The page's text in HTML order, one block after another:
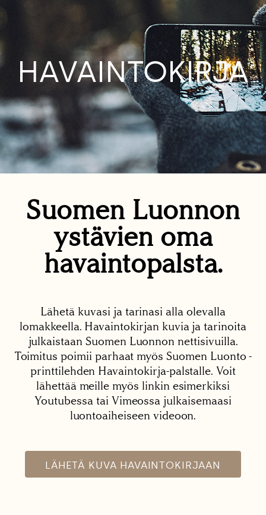
HAVAINTOKIRJA
Suomen Luonnon
ystävien oma
havaintopalsta.
Lähetä kuvasi ja tarinasi alla olevalla
lomakkeella. Havaintokirjan kuvia ja tarinoita
julkaistaan Suomen Luonnon nettisivuilla.
Toimitus poimii parhaat myös Suomen Luonto -
printtilehden Havaintokirja-palstalle. Voit
lähettää meille myös linkin esimerkiksi
Youtubessa tai Vimeossa julkaisemaasi
luontoaiheiseen videoon.
LÄHETÄ KUVA HAVAINTOKIRJAAN